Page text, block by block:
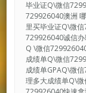
毕业证Q\微信
729926040澳洲
里买毕业证Q\微
729926040诚信
Q \微信
成绩单Q\微信
成绩单GPAQ\微
理多大成绩单Q\